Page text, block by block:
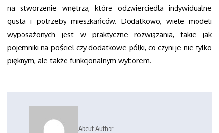
na stworzenie wnętrza, które odzwierciedla indywidualne
gusta i potrzeby mieszkańców. Dodatkowo, wiele modeli
wyposażonych jest w praktyczne rozwiązania, takie jak
pojemniki na pościel czy dodatkowe półki, co czyni je nie tylko
pięknym, ale także funkcjonalnym wyborem.
About Author